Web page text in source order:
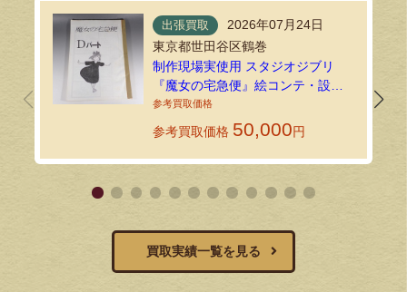
出張買取
2026年07月24日
東京都世田谷区鶴巻
制作現場実使用 スタジオジブリ
『魔女の宅急便』絵コンテ・設定
資料134枚を出張買取しました！
参考買取価格 50,000円
買取実績一覧を見る